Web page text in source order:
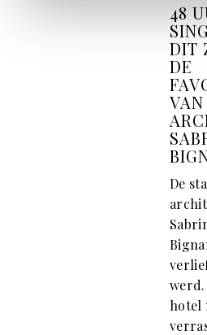
48
DIT
DE
VAN
De
werd.
hotel